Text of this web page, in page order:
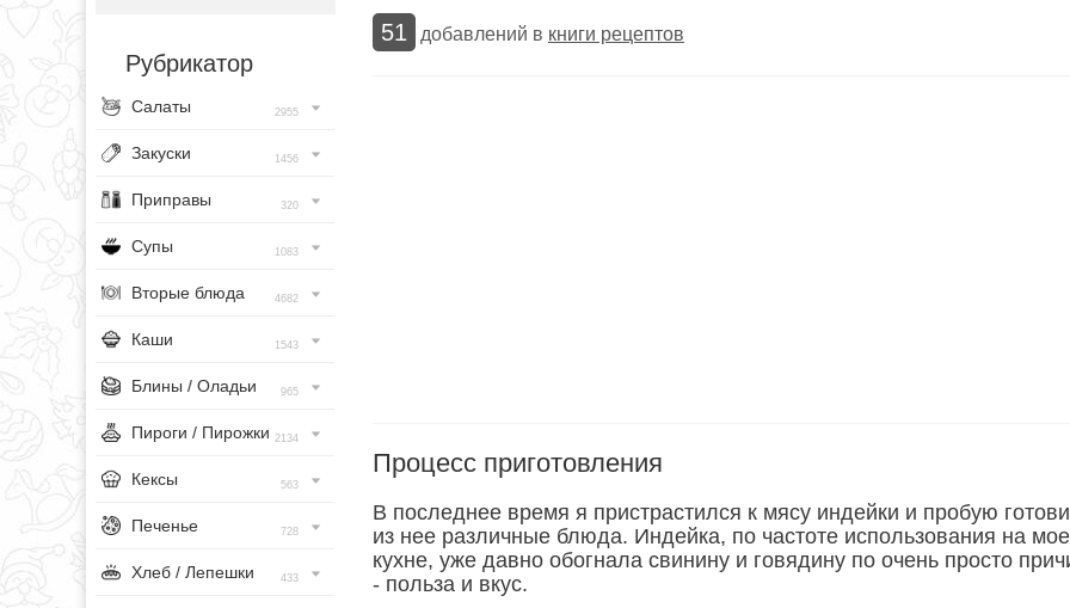
Рубрикатор
Салаты 2955
Закуски 1456
Приправы 320
Супы 1083
Вторые блюда 4682
Каши 1543
Блины / Оладьи 965
Пироги / Пирожки 2134
Кексы 563
Печенье 728
Хлеб / Лепешки 433
51 добавлений в книги рецептов
Процесс приготовления
В последнее время я пристрастился к мясу индейки и пробую
из нее различные блюда. Индейка, по частоте использования на
кухне, уже давно обогнала свинину и говядину по очень просто
- польза и вкус.